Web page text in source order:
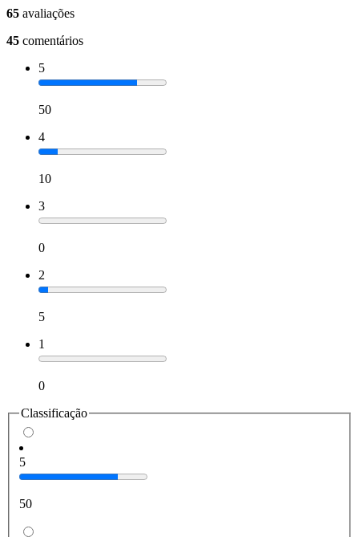
65 avaliações
45 comentários
5
50
4
10
3
0
2
5
1
0
Classificação
5
50